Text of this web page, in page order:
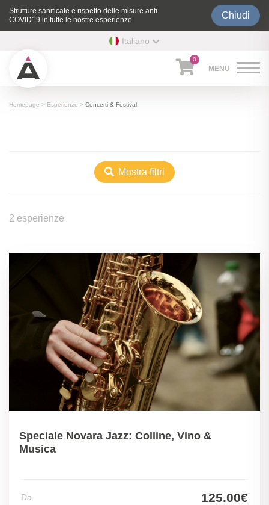
Strutture sanificate e rispetto delle misure anti
COVID19 in tutte le nostre esperienze
Chiudi
Italiano
0
Homepage > Esperienze > Concerti & Festival
Mostra filtri
2 esperienze
Speciale Novara Jazz: Colline, Vino &
Musica
Da 125.00€